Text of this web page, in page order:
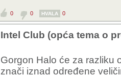
0 0 HVALA 0
Intel Club (opća tema o
Gorgon Halo će za razliku
znači iznad određene